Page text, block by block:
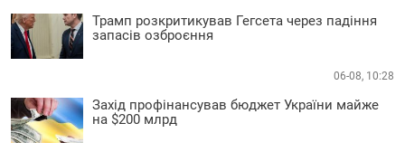
Трамп розкритикував Гегсета через падіння
запасів озброєння
06-08, 10:28
Захід профінансував бюджет України майже
на $200 млрд